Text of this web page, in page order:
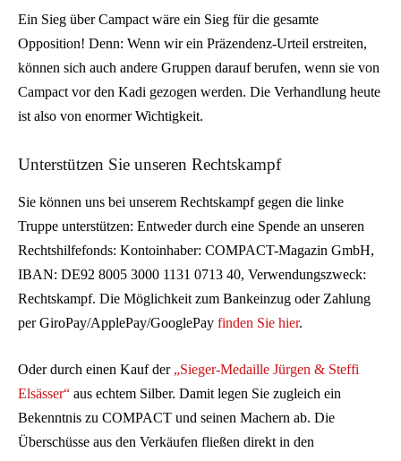
Ein Sieg über Campact wäre ein Sieg für die gesamte
Opposition! Denn: Wenn wir ein Präzendenz-Urteil erstreiten,
können sich auch andere Gruppen darauf berufen, wenn sie von
Campact vor den Kadi gezogen werden. Die Verhandlung heute
ist also von enormer Wichtigkeit.
Unterstützen Sie unseren Rechtskampf
Sie können uns bei unserem Rechtskampf gegen die linke
Truppe unterstützen: Entweder durch eine Spende an unseren
Rechtshilfefonds: Kontoinhaber: COMPACT-Magazin GmbH,
IBAN: DE92 8005 3000 1131 0713 40, Verwendungszweck:
Rechtskampf. Die Möglichkeit zum Bankeinzug oder Zahlung
per GiroPay/ApplePay/GooglePay finden Sie hier.
Oder durch einen Kauf der „Sieger-Medaille Jürgen & Steffi
Elsässer“ aus echtem Silber. Damit legen Sie zugleich ein
Bekenntnis zu COMPACT und seinen Machern ab. Die
Überschüsse aus den Verkäufen fließen direkt in den